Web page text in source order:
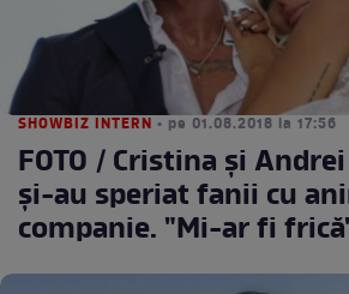
SHOWBIZ INTERN • pe 01.08.2018 la 17:56
FOTO / Cristina şi
şi-au speriat fanii cu
companie. "Mi-ar fi